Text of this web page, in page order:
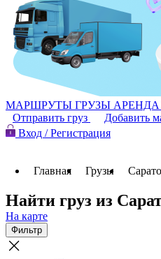
МАРШРУТЫ ГРУЗЫ
Отправить груз
Добавить
Вход / Регистрация
Главная Грузы
Найти груз из
На карте
Фильтр